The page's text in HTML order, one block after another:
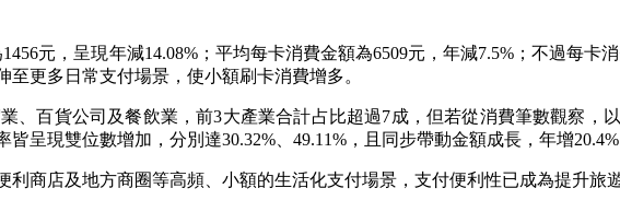
元，呈現年減14.08%；平均每卡消費金額為6509元，年減7.5%；不過每卡
更多日常支付場景，使小額刷卡消費增多。
、百貨公司及餐飲業，前3大產業合計占比超過7成，但若從消費筆數觀察，
呈現雙位數增加，分別達30.32%、49.11%，且同步帶動金額成長，年增20.4%
商店及地方商圈等高頻、小額的生活化支付場景，支付便利性已成為提升旅